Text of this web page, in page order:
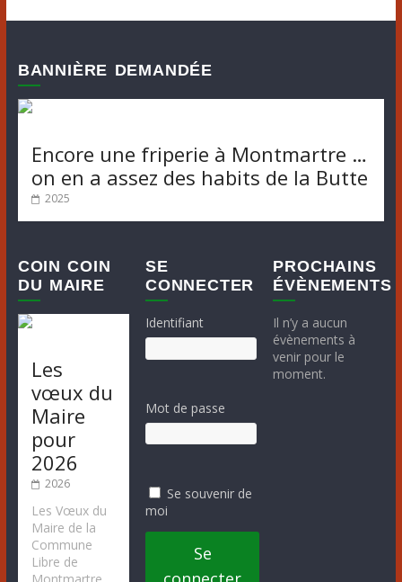
BANNIÈRE DEMANDÉE
Encore une friperie à Montmartre …
on en a assez des habits de la Butte
2025
COIN COIN
DU MAIRE
Les
vœux du
Maire
pour
2026
2026
Les Vœux du
Maire de la
Commune
Libre de
SE
CONNECTER
Identifiant
Mot de passe
Se souvenir de
moi
Se
PROCHAINS
ÉVÈNEMENTS
Il n’y a aucun
évènements à
venir pour le
moment.